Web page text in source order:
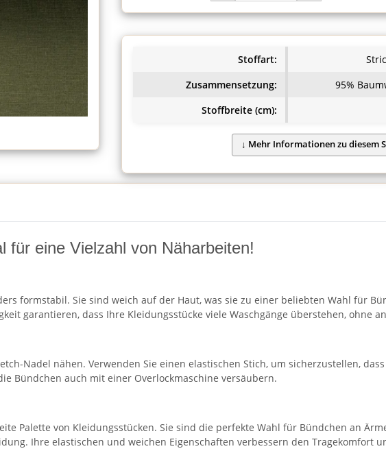
Stoffart:
Zusammensetzung:
95%
Stoffbreite (cm):
für eine Vielzahl von Näharbeiten!
formstabil. Sie sind weich auf der Haut, was sie zu einer beliebten Wahl für
garantieren, dass Ihre Kleidungsstücke viele Waschgänge überstehen, ohne
Nadel nähen. Verwenden Sie einen elastischen Stich, um sicherzustellen,
Bündchen auch mit einer Overlockmaschine versäubern.
Palette von Kleidungsstücken. Sie sind die perfekte Wahl für Bündchen an
Ihre elastischen und weichen Eigenschaften verbessern den Tragekomfort